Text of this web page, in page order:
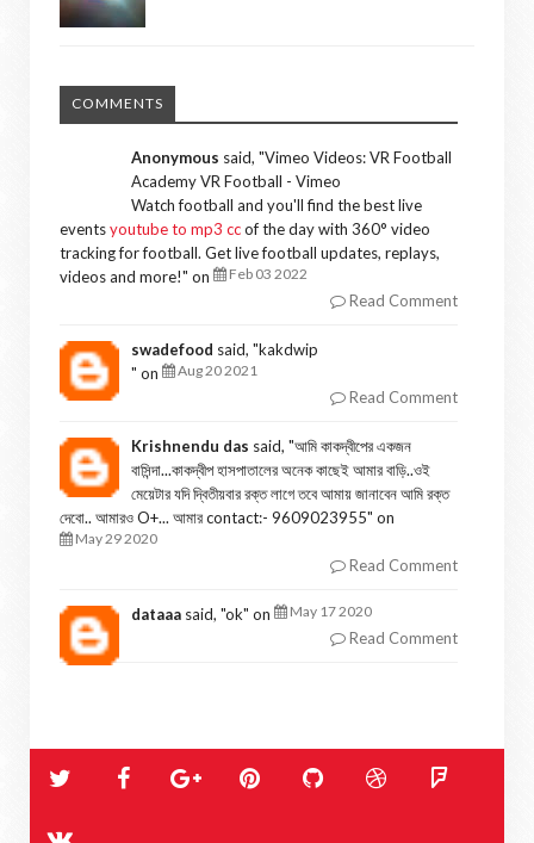
COMMENTS
Anonymous said, "Vimeo Videos: VR Football
Academy VR Football - Vimeo
Watch football and you'll find the best live
eventsyoutube to mp3 ccof the day with 360° video
tracking for football. Get live football updates, replays,
videos and more!" on Feb 03 2022
Read Comment
swadefood said, "kakdwip
" on
Aug 20 2021
Read Comment
Krishnendu das said, "আমি কাকদ্বীপের একজন
বাসিন্দা...কাকদ্বীপ হাসপাতালের অনেক কাছেই আমার বাড়ি..ওই
মেয়েটার যদি দ্বিতীয়বার রক্ত লাগে তবে আমায় জানাবেন আমি রক্ত
দেবো.. আমারও O+... আমার contact:- 9609023955" on
May 29 2020
Read Comment
dataaa said, "ok" on May 17 2020
Read Comment